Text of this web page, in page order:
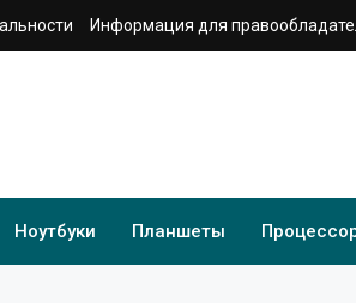
Информация для
Ноутбуки Планшеты